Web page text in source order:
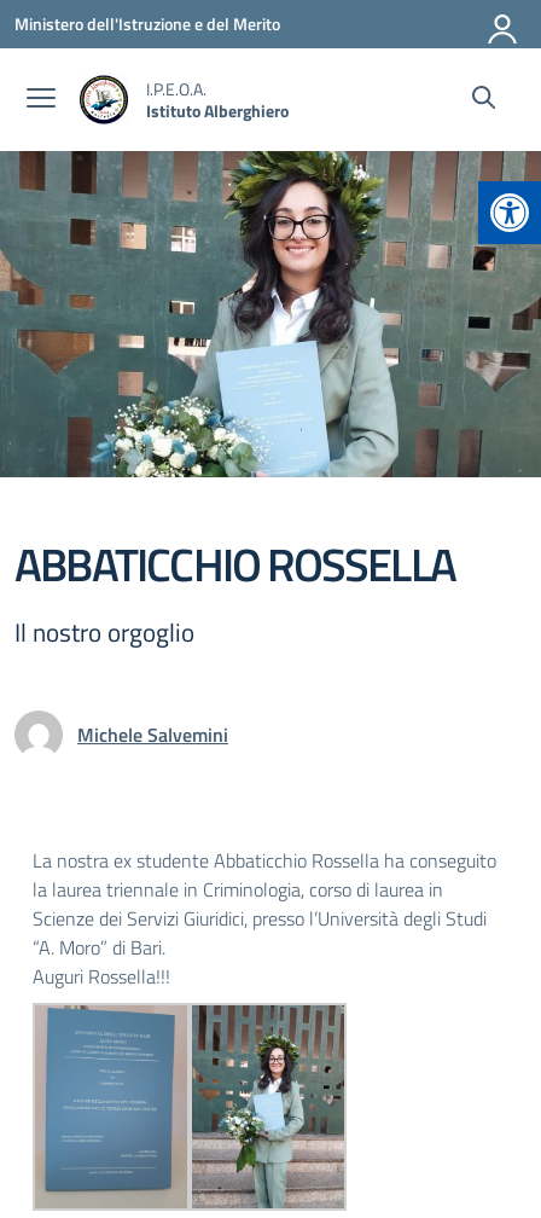
Vai ai contenuti
Vai al menu di navigazione
Vai al footer
Ministero dell'Istruzione e del Merito
I.P.E.O.A.
Istituto Alberghiero
ABBATICCHIO ROSSELLA
Il nostro orgoglio
Michele Salvemini
La nostra ex studente Abbaticchio Rossella ha conseguito
la laurea triennale in Criminologia, corso di laurea in
Scienze dei Servizi Giuridici, presso l’Università degli Studi
“A. Moro” di Bari.
Auguri Rossella!!!